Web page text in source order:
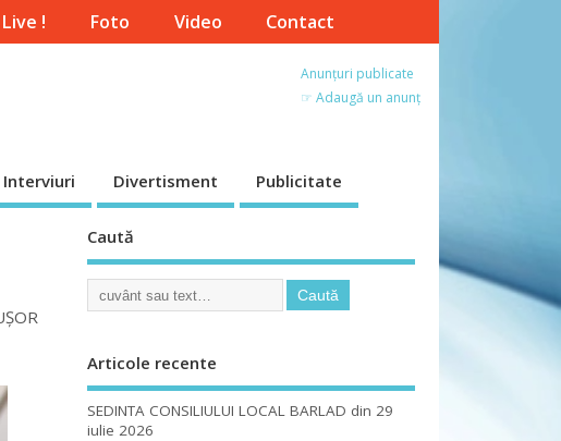
! Foto Video Contact
Anunțuri publicate
☞ Adaugă un anunț
Interviuri Divertisment Publicitate
Caută
Articole recente
SEDINTA CONSILIULUI LOCAL BARLAD din 29
iulie 2026